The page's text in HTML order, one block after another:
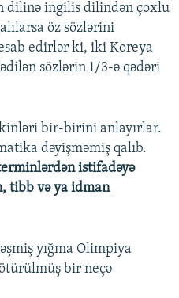
dilinə ingilis dilindən çoxlu
öz sözlərini
edirlər ki, iki Koreya
sözlərin 1/3-ə qədəri
bir-birini anlayırlar.
dəyişməmiş qalıb.
istifadəyə
tibb və ya idman
yığma Olimpiya
bir neçə